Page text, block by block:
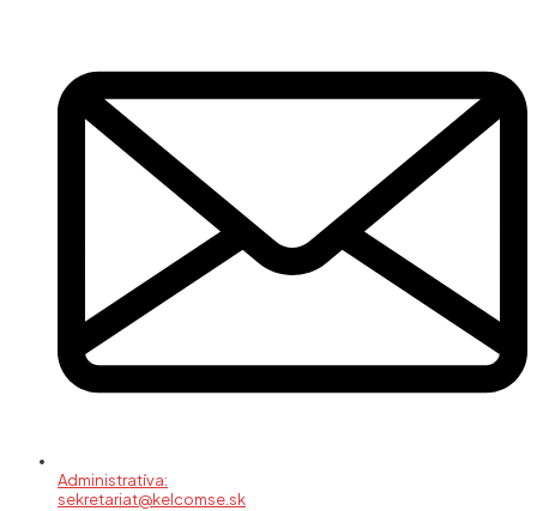
Administratíva:
sekretariat@kelcomse.sk